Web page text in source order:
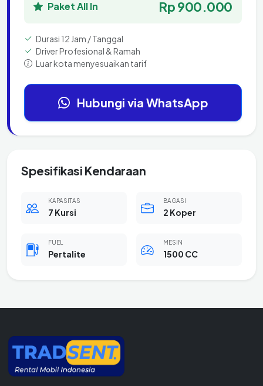
Paket All In Rp 900.000
Durasi 12 Jam / Tanggal
Driver Profesional & Ramah
Luar kota menyesuaikan tarif
Hubungi via WhatsApp
Spesifikasi Kendaraan
KAPASITAS
7 Kursi
BAGASI
2 Koper
FUEL
Pertalite
MESIN
1500 CC